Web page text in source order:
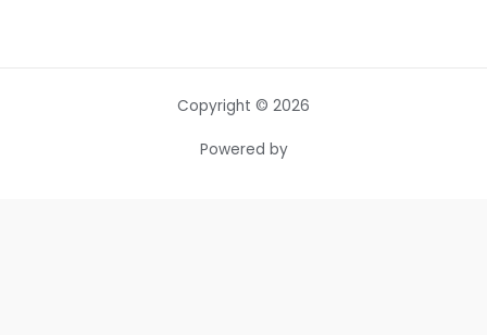
Copyright © 2026
Powered by